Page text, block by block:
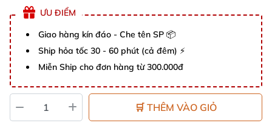
ƯU ĐIỂM
Giao hàng kín đáo - Che tên SP 📦
Ship hỏa tốc 30 - 60 phút (cả đêm) ⚡
Miễn Ship cho đơn hàng từ 300.000đ
🛒 THÊM VÀO GIỎ